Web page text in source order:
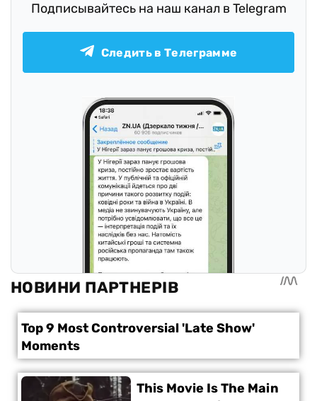
Подписывайтесь на наш канал в Telegram
Следить в Телеграмме